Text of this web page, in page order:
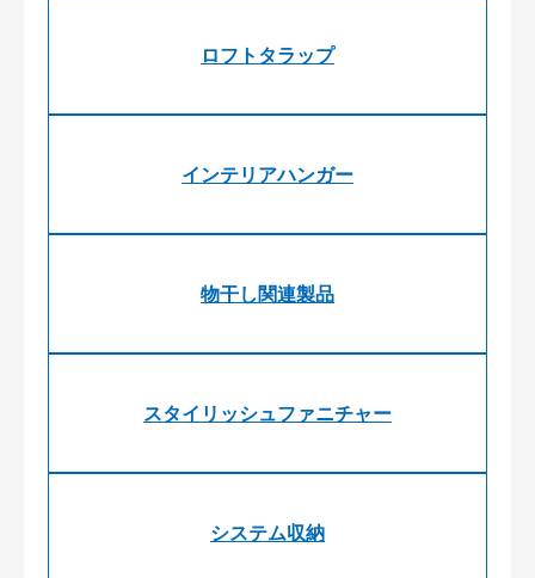
ロフトタラップ
インテリアハンガー
物干し関連製品
スタイリッシュファニチャー
システム収納